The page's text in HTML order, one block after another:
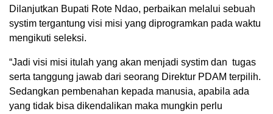
Dilanjutkan Bupati Rote Ndao, perbaikan melalui sebuah
systim tergantung visi misi yang diprogramkan pada waktu
mengikuti seleksi.
“Jadi visi misi itulah yang akan menjadi systim dan tugas
serta tanggung jawab dari seorang Direktur PDAM terpilih.
Sedangkan pembenahan kepada manusia, apabila ada
yang tidak bisa dikendalikan maka mungkin perlu